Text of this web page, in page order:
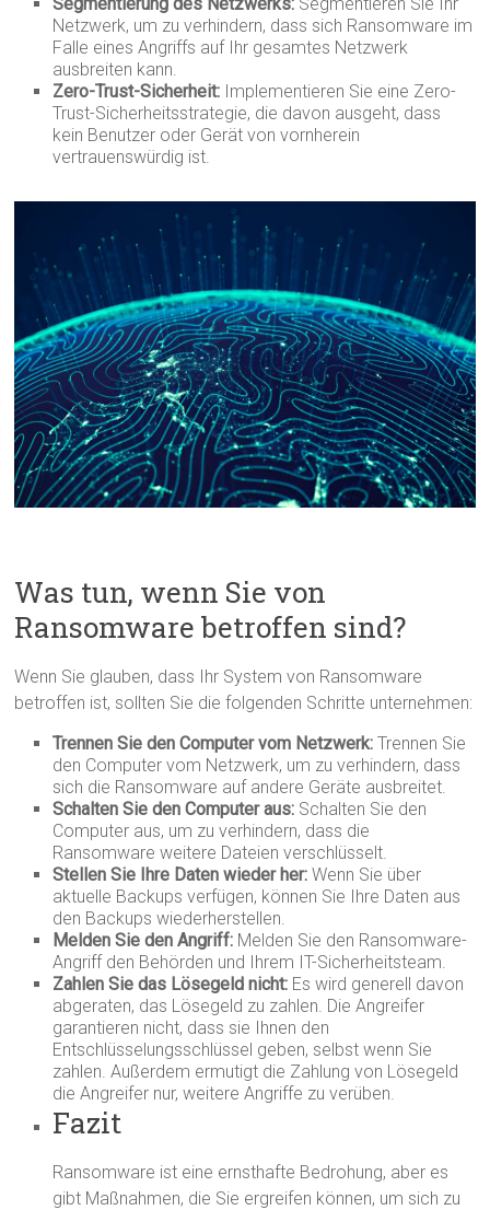
Netzwerk, um zu verhindern, dass sich Ransomware im
Falle eines Angriffs auf Ihr gesamtes Netzwerk
ausbreiten kann.
Zero-Trust-Sicherheit: Implementieren Sie eine Zero-
Trust-Sicherheitsstrategie, die davon ausgeht, dass
kein Benutzer oder Gerät von vornherein
vertrauenswürdig ist.
Was tun, wenn Sie von
Ransomware betroffen sind?
Wenn Sie glauben, dass Ihr System von Ransomware
betroffen ist, sollten Sie die folgenden Schritte unternehmen:
Trennen Sie den Computer vom Netzwerk: Trennen Sie
den Computer vom Netzwerk, um zu verhindern, dass
sich die Ransomware auf andere Geräte ausbreitet.
Schalten Sie den Computer aus: Schalten Sie den
Computer aus, um zu verhindern, dass die
Ransomware weitere Dateien verschlüsselt.
Stellen Sie Ihre Daten wieder her: Wenn Sie über
aktuelle Backups verfügen, können Sie Ihre Daten aus
den Backups wiederherstellen.
Melden Sie den Angriff: Melden Sie den Ransomware-
Angriff den Behörden und Ihrem IT-Sicherheitsteam.
Zahlen Sie das Lösegeld nicht: Es wird generell davon
abgeraten, das Lösegeld zu zahlen. Die Angreifer
garantieren nicht, dass sie Ihnen den
Entschlüsselungsschlüssel geben, selbst wenn Sie
zahlen. Außerdem ermutigt die Zahlung von Lösegeld
die Angreifer nur, weitere Angriffe zu verüben.
Fazit
Ransomware ist eine ernsthafte Bedrohung, aber es
gibt Maßnahmen, die Sie ergreifen können, um sich zu